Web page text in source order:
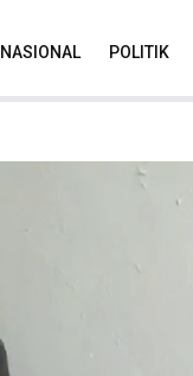
NASIONAL POLITIK